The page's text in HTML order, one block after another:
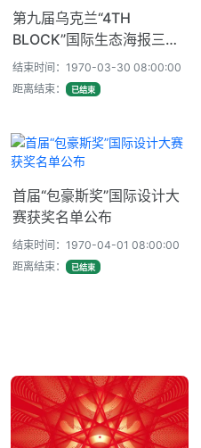
第九届乌克兰“4TH
BLOCK”国际生态海报三年
展入选名单揭晓
结束时间：1970-03-30 08:00:00
距离结束：
已结束
首届“包豪斯奖”国际设计大
赛获奖名单公布
结束时间：1970-04-01 08:00:00
距离结束：
已结束